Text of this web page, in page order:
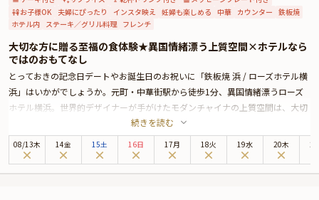
お子様OK 夫婦にぴったり インスタ映え 妊婦も楽しめる 中華 カウンター 鉄板焼
ホテル内 ステーキ／グリル料理 フレンチ
大切な方に贈る至福の食体験★異国情緒漂う上質空間×ホテルなら
ではのおもてなし
とっておきの記念日デートやお誕生日のお祝いに「鉄板焼 浜 / ローズホテル横
浜」はいかがでしょうか。元町・中華街駅から徒歩1分、異国情緒漂うローズ
ホテル横浜。世界的デザイナーが手がけたモダンチャイナの上質空間は、大切
な方と過ごす特別なひとときに最適です。その1階に佇む「鉄板焼 浜」は、ブ
ラウンを基調とした落ち着いた内装が印象的な大人の隠れ家。鉄板カウンター
席では、シェフの手捌きを間近にお楽しみいただけます。
続きを読む
08/13木 14金 15土 16日 17月 18火 19水 20木